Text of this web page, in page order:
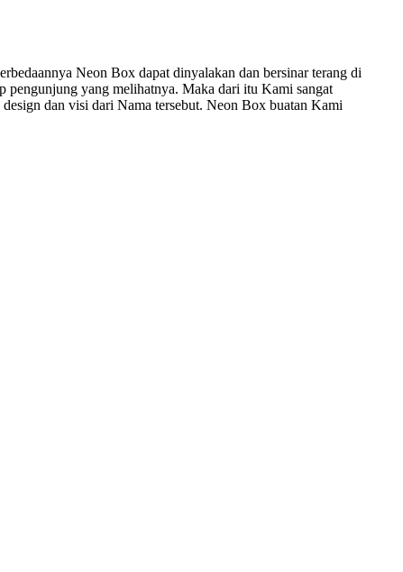
Neon Box dapat dinyalakan dan bersinar terang di
pengunjung yang melihatnya. Maka dari itu Kami sangat
design dan visi dari Nama tersebut. Neon Box buatan Kami